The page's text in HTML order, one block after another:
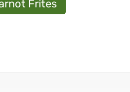
Frites